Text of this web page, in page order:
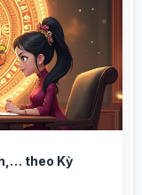
theo Kỳ